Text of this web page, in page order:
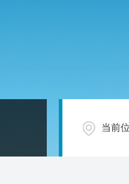
当前